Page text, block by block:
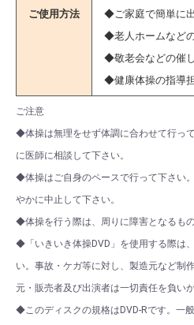
ご使用方法
◆ご家庭で簡単に
◆老人ホームなど
◆敬老会などの催し
◆健康体操の指導担
ご注意
◆体操は無理をせず体調に合わせて行っ
に医師に相談して下さい。
◆体操はご自身のペースで行って下さい
やかに中止して下さい。
◆体操を行う際は、周りに障害となるも
◆「いきいき体操DVD」を使用する際は
い。事故・ケガ等に対し、製造元など制
元・販売者及び出演者は一切責任を負い
◆このディスクの規格はDVD-Rです。一